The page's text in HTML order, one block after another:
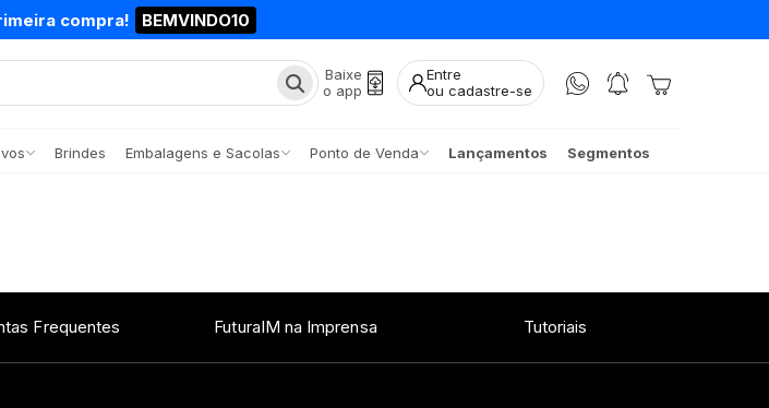
compra! BEMVINDO10
Baixe
o app
Entre
ou cadastre-se
Brindes Embalagens e Sacolas Ponto de Venda Lançamentos Segmentos
Frequentes FuturaIM na Imprensa Tutoriais